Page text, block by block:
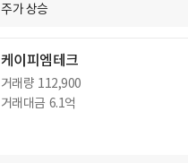
주가 상승
케이피엠테크
거래량 112,900
거래대금 6.1억